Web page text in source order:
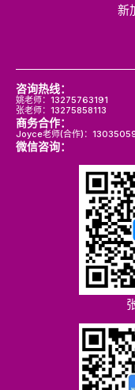
新
咨询热线：
姚老师：13275763191
张老师：13275858113
商务合作：
Joyce老师(合作)：
微信咨询：